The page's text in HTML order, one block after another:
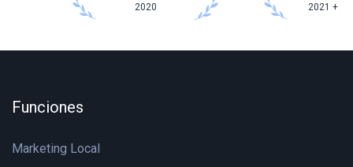
2020 2021 +
Funciones
Marketing Local